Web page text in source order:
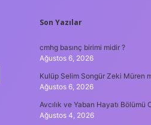
Son Yazılar
cmhg basınç birimi midir ?
Ağustos 6, 2026
Kulüp Selim Songür Zeki Müren
Ağustos 6, 2026
Avcılık ve Yaban Hayatı Bölümü
Ağustos 4, 2026